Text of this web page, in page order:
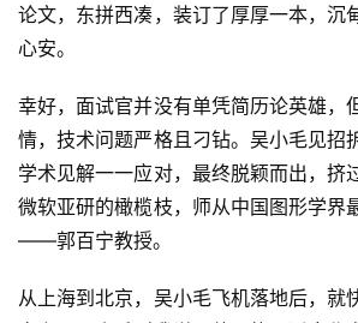
论文，东拼西凑，装订了厚厚一本，沉
心安。
幸好，面试官并没有单凭简历论英雄，
情，技术问题严格且刁钻。吴小毛见招
学术见解一一应对，最终脱颖而出，挤
微软亚研的橄榄枝，师从中国图形学界
——郭百宁教授。
从上海到北京，吴小毛飞机落地后，就